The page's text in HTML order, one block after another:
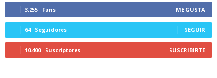
3,255 Fans ME GUSTA
64 Seguidores SEGUIR
10,400 Suscriptores SUSCRIBIRTE